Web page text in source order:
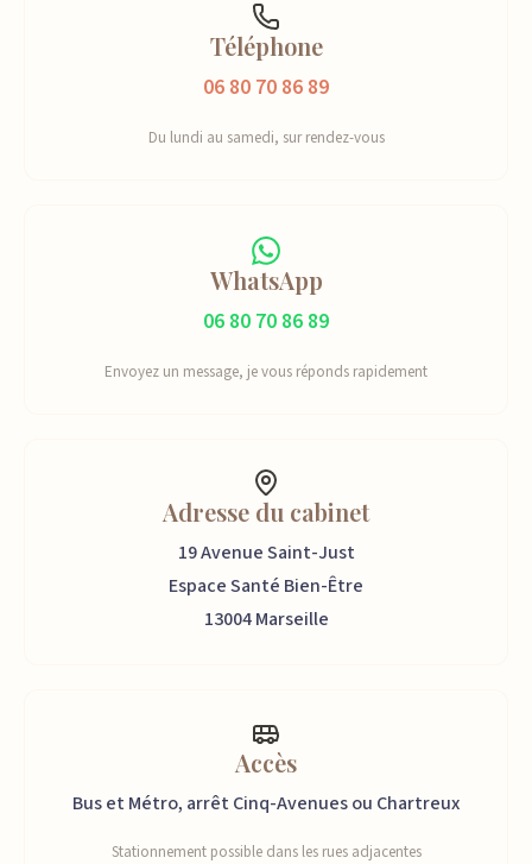
Téléphone
06 80 70 86 89
Du lundi au samedi, sur rendez-vous
WhatsApp
06 80 70 86 89
Envoyez un message, je vous réponds rapidement
Adresse du cabinet
19 Avenue Saint-Just
Espace Santé Bien-Être
13004 Marseille
Accès
Bus et Métro, arrêt Cinq-Avenues ou Chartreux
Stationnement possible dans les rues adjacentes